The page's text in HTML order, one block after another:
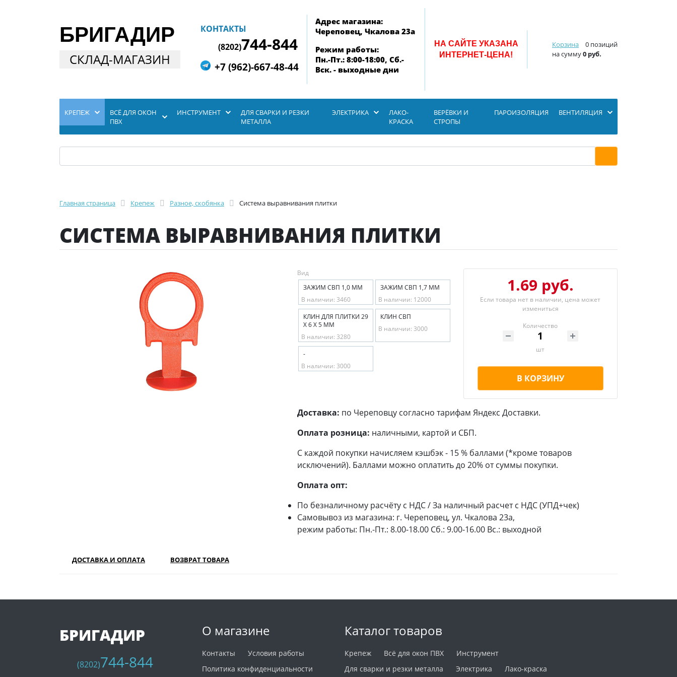
БРИГАДИР
СКЛАД-МАГАЗИН
Корзина
0 позиций
на сумму0 руб.
КОНТАКТЫ
(8202)744-844
+7 (962)-667-48-44
Адрес магазина:
Череповец, Чкалова 23а
Режим работы:
Пн.-Пт.: 8:00-18:00, Сб.-
Вск. - выходные дни
НА САЙТЕ УКАЗАНА
ИНТЕРНЕТ-ЦЕНА!
КРЕПЕЖ
ВСЁ ДЛЯ ОКОН
ПВХ
ИНСТРУМЕНТ
ДЛЯ СВАРКИ И РЕЗКИ
МЕТАЛЛА
ЭЛЕКТРИКА
ЛАКО-
КРАСКА
ВЕРЁВКИ И
СТРОПЫ
ПАРОИЗОЛЯЦИЯ ВЕНТИЛЯЦИЯ
Главная страница Крепеж Разное, скобянка Система выравнивания плитки
СИСТЕМА ВЫРАВНИВАНИЯ ПЛИТКИ
Вид
ЗАЖИМ СВП 1,0 ММ
В наличии: 3460
ЗАЖИМ СВП 1,7 ММ
В наличии: 12000
КЛИН ДЛЯ ПЛИТКИ 29
Х 6 Х 5 ММ
В наличии: 3280
КЛИН СВП
В наличии: 3000
-
В наличии: 3000
1.69 руб.
Если товара нет в наличии, цена может
измениться
Количество
шт
В КОРЗИНУ
Доставка: по Череповцу согласно тарифам Яндекс Доставки.
Оплата розница: наличными, картой и СБП.
С каждой покупки начисляем кэшбэк - 15 % баллами (*кроме товаров
исключений). Баллами можно оплатить до 20% от суммы покупки.
Оплата опт:
По безналичному расчёту с НДС / За наличный расчет с НДС (УПД+чек)
Самовывоз из магазина: г. Череповец, ул. Чкалова 23а,
режим работы: Пн.-Пт.: 8.00-18.00 Сб.: 9.00-16.00 Вс.: выходной
ДОСТАВКА И ОПЛАТА ВОЗВРАТ ТОВАРА
О магазине
Контакты
Условия работы
Политика конфиденциальности
Каталог товаров
Крепеж Всё для окон ПВХ
Инструмент
Для сварки и резки металла
Электрика Лако-краска
БРИГАДИР
(8202)744-844